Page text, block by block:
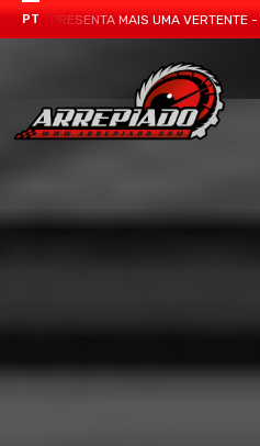
PT
APRESENTA MAIS UMA VERTENTE -